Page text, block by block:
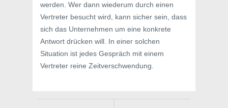
werden. Wer dann wiederum durch einen
Vertreter besucht wird, kann sicher sein, dass
sich das Unternehmen um eine konkrete
Antwort drücken will. In einer solchen
Situation ist jedes Gespräch mit einem
Vertreter reine Zeitverschwendung.